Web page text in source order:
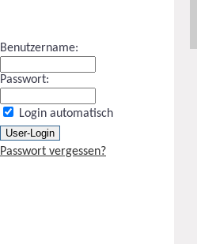
Benutzername:
Passwort:
Login automatisch
Passwort vergessen?